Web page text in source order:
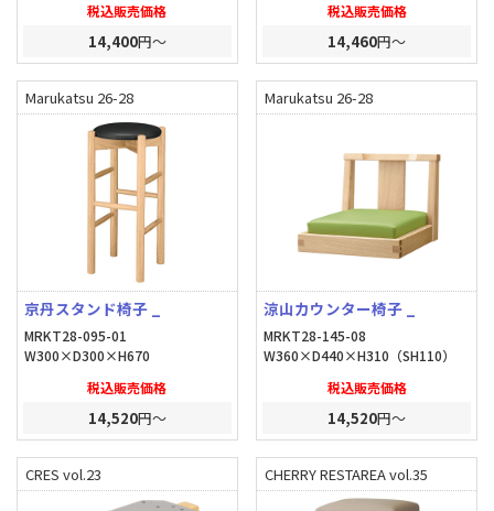
税込販売価格
14,400円～
税込販売価格
14,460円～
Marukatsu 26-28
京丹スタンド椅子 _
MRKT28-095-01
W300×D300×H670
税込販売価格
14,520円～
Marukatsu 26-28
涼山カウンター椅子 _
MRKT28-145-08
W360×D440×H310（SH110）
税込販売価格
14,520円～
CRES vol.23 CHERRY RESTAREA vol.35